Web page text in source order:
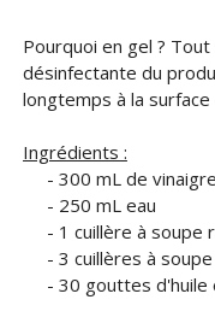
Pourquoi en gel ?
désinfectante du
longtemps à la
Ingrédients :
- 300 mL de vinaigre
- 250 mL eau
- 1 cuillère à soupe
- 3 cuillères à soupe
- 30 gouttes d'huile